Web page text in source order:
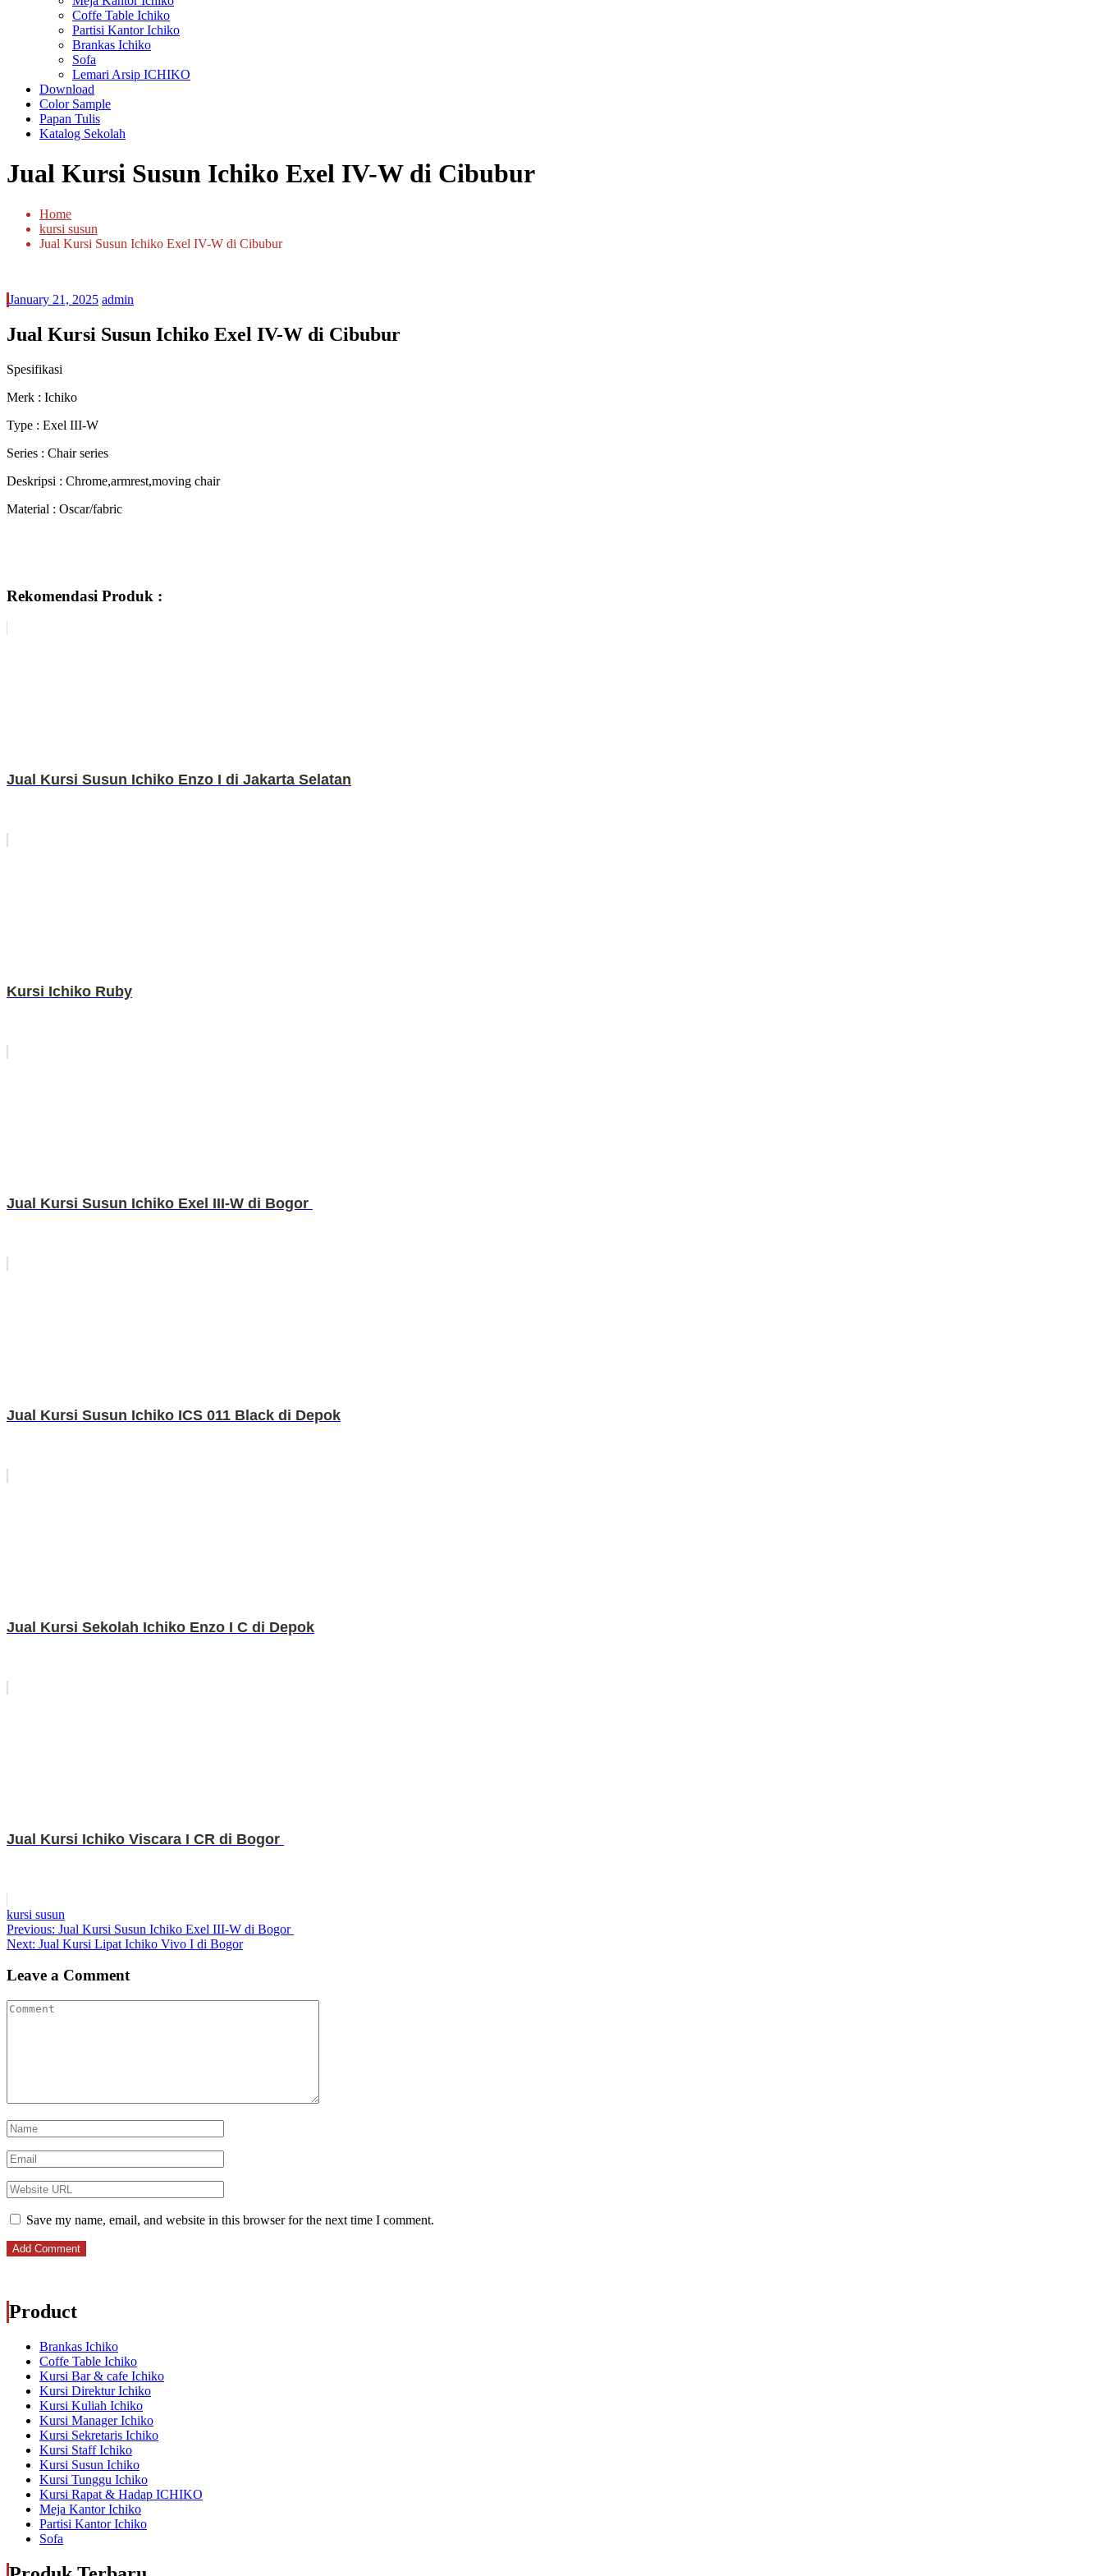
Coffe Table Ichiko
Partisi Kantor Ichiko
Brankas Ichiko
Sofa
Lemari Arsip ICHIKO
Download
Color Sample
Papan Tulis
Katalog Sekolah
Jual Kursi Susun Ichiko Exel IV-W di Cibubur
Home
kursi susun
Jual Kursi Susun Ichiko Exel IV-W di Cibubur
January 21, 2025 admin
Jual Kursi Susun Ichiko Exel IV-W di Cibubur
Spesifikasi
Merk : Ichiko
Type : Exel III-W
Series : Chair series
Deskripsi : Chrome,armrest,moving chair
Material : Oscar/fabric
Rekomendasi Produk :
Jual Kursi Susun Ichiko Enzo I di Jakarta Selatan
Kursi Ichiko Ruby
Jual Kursi Susun Ichiko Exel III-W di Bogor
Jual Kursi Susun Ichiko ICS 011 Black di Depok
Jual Kursi Sekolah Ichiko Enzo I C di Depok
Jual Kursi Ichiko Viscara I CR di Bogor
kursi susun
Post
navigation
Previous: Previous
post:
Jual Kursi Susun Ichiko Exel III-W di Bogor
Next: Next
Jual Kursi Lipat Ichiko Vivo I di Bogor
Leave a Comment
Save my name, email, and website in this browser for the next time I comment.
Product
Brankas Ichiko
Coffe Table Ichiko
Kursi Bar & cafe Ichiko
Kursi Direktur Ichiko
Kursi Kuliah Ichiko
Kursi Manager Ichiko
Kursi Sekretaris Ichiko
Kursi Staff Ichiko
Kursi Susun Ichiko
Kursi Tunggu Ichiko
Kursi Rapat & Hadap ICHIKO
Meja Kantor Ichiko
Partisi Kantor Ichiko
Sofa